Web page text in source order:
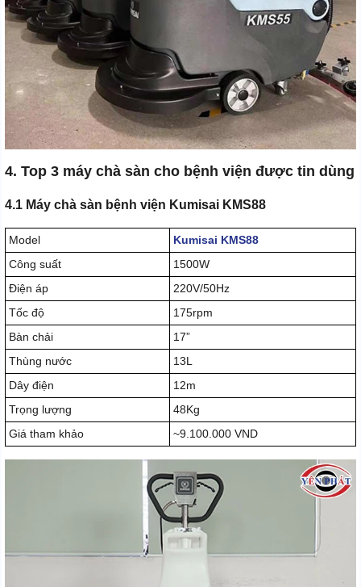
4. Top 3 máy chà sàn cho bệnh viện được tin dùng
4.1 Máy chà sàn bệnh viện Kumisai KMS88
Model
Kumisai KMS88
Công suất
1500W
Điện áp
220V/50Hz
Tốc độ
175rpm
Bàn chải
17”
Thùng nước
13L
Dây điện
12m
Trọng lượng
48Kg
Giá tham khảo
~9.100.000 VND